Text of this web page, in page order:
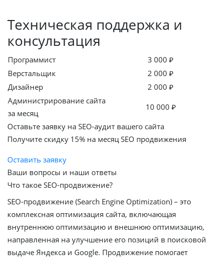
Техническая поддержка и
консультация
Программист
3 000 ₽
Верстальщик
2 000 ₽
Дизайнер
2 000 ₽
Администрирование сайта
за месяц
10 000 ₽
Оставьте заявку на SEO-аудит вашего сайта
Получите скидку 15% на месяц SEO продвижения
Оставить заявку
Ваши вопросы и наши ответы
Что такое SEO-продвижение?
SEO-продвижение (Search Engine Optimization) – это
комплексная оптимизация сайта, включающая
внутреннюю оптимизацию и внешнюю оптимизацию,
направленная на улучшение его позиций в поисковой
выдаче Яндекса и Google. Продвижение помогает